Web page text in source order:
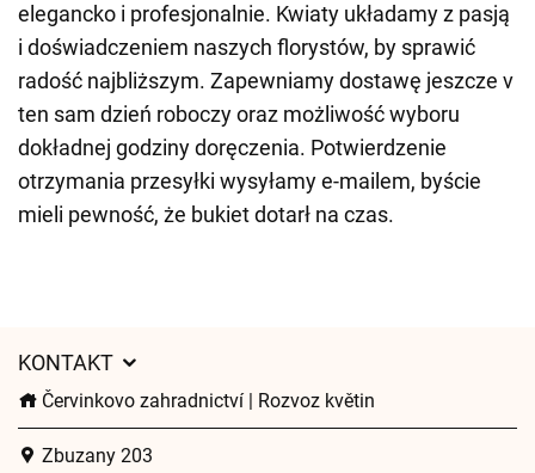
elegancko i profesjonalnie. Kwiaty układamy z pasją
i doświadczeniem naszych florystów, by sprawić
radość najbliższym. Zapewniamy dostawę jeszcze v
ten sam dzień roboczy oraz możliwość wyboru
dokładnej godziny doręczenia. Potwierdzenie
otrzymania przesyłki wysyłamy e-mailem, byście
mieli pewność, że bukiet dotarł na czas.
KONTAKT
Červinkovo zahradnictví | Rozvoz květin
Zbuzany 203